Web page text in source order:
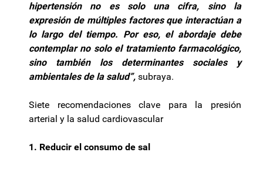
hipertensión no es solo una cifra, sino la
expresión de múltiples factores que interactúan a
lo largo del tiempo. Por eso, el abordaje debe
contemplar no solo el tratamiento farmacológico,
sino también los determinantes sociales y
ambientales de la salud”, subraya.
Siete recomendaciones clave para la presión
arterial y la salud cardiovascular
1. Reducir el consumo de sal